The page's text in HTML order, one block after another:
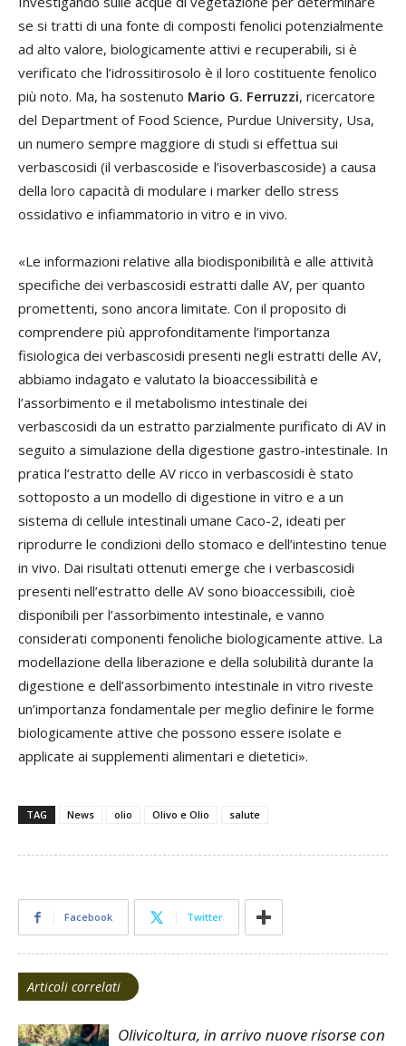
se si tratti di una fonte di composti fenolici potenzialmente
ad alto valore, biologicamente attivi e recuperabili, si è
verificato che l’idrossitirosolo è il loro costituente fenolico
più noto. Ma, ha sostenuto Mario G. Ferruzzi, ricercatore
del Department of Food Science, Purdue University, Usa,
un numero sempre maggiore di studi si effettua sui
verbascosidi (il verbascoside e l’isoverbascoside) a causa
della loro capacità di modulare i marker dello stress
ossidativo e infiammatorio in vitro e in vivo.
«Le informazioni relative alla biodisponibilità e alle attività
specifiche dei verbascosidi estratti dalle AV, per quanto
promettenti, sono ancora limitate. Con il proposito di
comprendere più approfonditamente l’importanza
fisiologica dei verbascosidi presenti negli estratti delle AV,
abbiamo indagato e valutato la bioaccessibilità e
l’assorbimento e il metabolismo intestinale dei
verbascosidi da un estratto parzialmente purificato di AV in
seguito a simulazione della digestione gastro-intestinale. In
pratica l’estratto delle AV ricco in verbascosidi è stato
sottoposto a un modello di digestione in vitro e a un
sistema di cellule intestinali umane Caco-2, ideati per
riprodurre le condizioni dello stomaco e dell’intestino tenue
in vivo. Dai risultati ottenuti emerge che i verbascosidi
presenti nell’estratto delle AV sono bioaccessibili, cioè
disponibili per l’assorbimento intestinale, e vanno
considerati componenti fenoliche biologicamente attive. La
modellazione della liberazione e della solubilità durante la
digestione e dell’assorbimento intestinale in vitro riveste
un’importanza fondamentale per meglio definire le forme
biologicamente attive che possono essere isolate e
applicate ai supplementi alimentari e dietetici».
TAG News olio Olivo e Olio salute
Facebook Twitter
Articoli correlati
Olivicoltura, in arrivo nuove risorse con